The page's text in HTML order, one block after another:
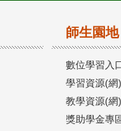
師生園地
數位學習入
學習資源(網)
教學資源(網)
獎助學金專